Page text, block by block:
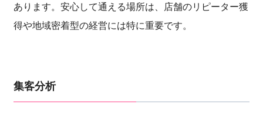
あります。安心して通える場所は、店舗のリピーター獲
得や地域密着型の経営には特に重要です。
集客分析